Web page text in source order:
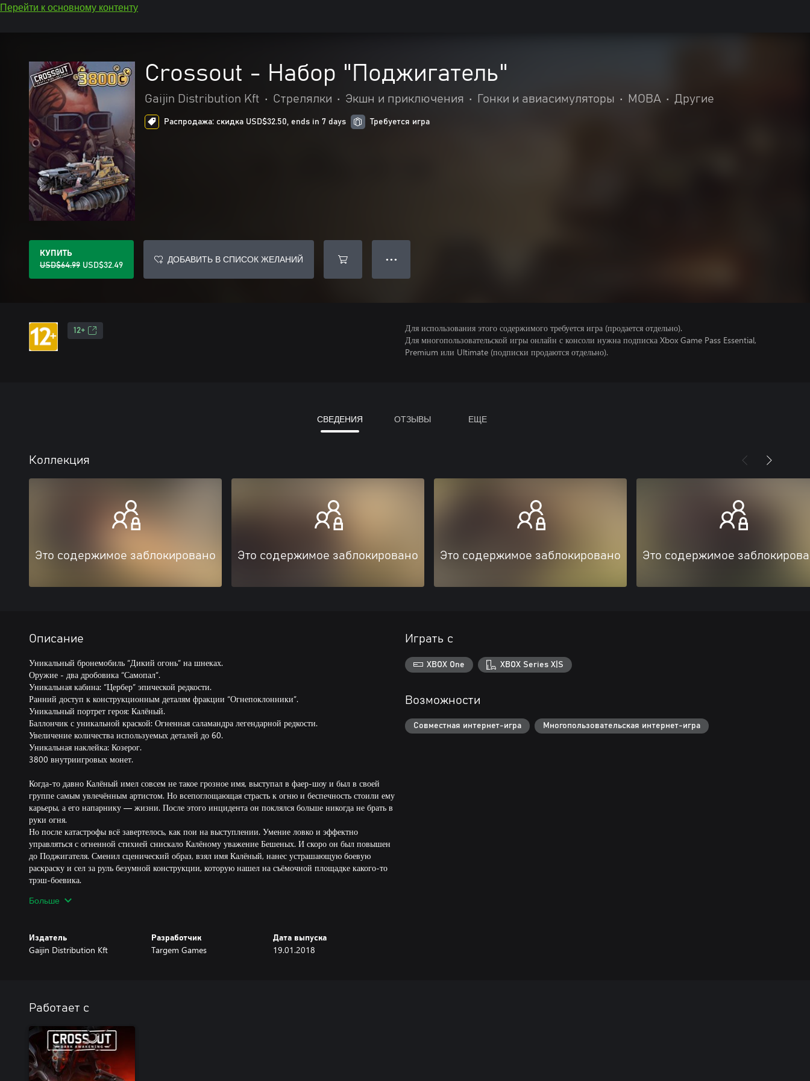
Перейти к основному контенту
Crossout - Набор "Поджигатель"
Gaijin Distribution Kft • Стрелялки • Экшн и приключения • Гонки и авиасимуляторы • MOBA • Другие
Распродажа: скидка USD$32.50, ends in 7 days Требуется игра
КУПИТЬ
USD$64.99 USD$32.49
ДОБАВИТЬ В СПИСОК ЖЕЛАНИЙ ● ● ●
12+
Для использования этого содержимого требуется игра (продается отдельно).
Для многопользовательской игры онлайн с консоли нужна подписка Xbox Game Pass Essential,
Premium или Ultimate (подписки продаются отдельно).
СВЕДЕНИЯ ОТЗЫВЫ ЕЩЕ
Коллекция
Это содержимое заблокировано Это содержимое заблокировано Это содержимое заблокировано Это содержимое
Описание
Уникальный бронемобиль “Дикий огонь” на шнеках.
Оружие - два дробовика “Самопал”.
Уникальная кабина: “Цербер” эпической редкости.
Ранний доступ к конструкционным деталям фракции “Огнепоклонники”.
Уникальный портрет героя: Калёный.
Баллончик с уникальной краской: Огненная саламандра легендарной редкости.
Увеличение количества используемых деталей до 60.
Уникальная наклейка: Козерог.
3800 внутриигровых монет.
Когда-то давно Калёный имел совсем не такое грозное имя, выступал в фаер-шоу и был в своей
группе самым увлечённым артистом. Но всепоглощающая страсть к огню и беспечность стоили ему
карьеры, а его напарнику — жизни. После этого инцидента он поклялся больше никогда не брать в
руки огня.
Но после катастрофы всё завертелось, как пои на выступлении. Умение ловко и эффектно
управляться с огненной стихией снискало Калёному уважение Бешеных. И скоро он был повышен
до Поджигателя. Сменил сценический образ, взял имя Калёный, нанес устрашающую боевую
раскраску и сел за руль безумной конструкции, которую нашел на съёмочной площадке какого-то
трэш-боевика.
друге старается не вспоминать. Уважаемый человек!
Кабина «Цербер» — лучший друг выжившего. Всё понимает, только сказать не может. Потрошит
врагов в ближнем бою, словно у неё три пасти.
после запуска игры откройте меню чертежей (клавиша "И" / лат. "B"), перейдите на закладку
"Комплекты", выберите нужный бронемобиль и нажмите кнопку "Загрузить".
При покупке данного набора количество деталей, которое можно использовать при создании
машины, повышается до 60.
Также покупка набора дополнительно дает ранний доступ к некоторым конструкционным деталям
фракций. При этом эти детали становятся доступными сразу при покупке и не выдаются повторно
при достижении соответствующего уровня репутации. Некоторые детали могут быть только в
Больше
Издатель
Gaijin Distribution Kft
Разработчик
Targem Games
Дата выпуска
19.01.2018
Играть с
XBOX One XBOX Series X|S
Возможности
Совместная интернет-игра Многопользовательская интернет-игра
Работает с